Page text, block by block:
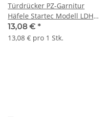
Türdrücker PZ-Garnitur
Häfele Startec Modell LDH
2172 Edelstahl
messingfarben
13,08 € *
13,08 € pro 1 Stk.